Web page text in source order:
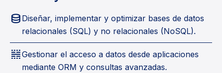
database Diseñar, implementar y optimizar bases de datos
relacionales (SQL) y no relacionales (NoSQL).
key_visualizerGestionar el acceso a datos desde aplicaciones
mediante ORM y consultas avanzadas.